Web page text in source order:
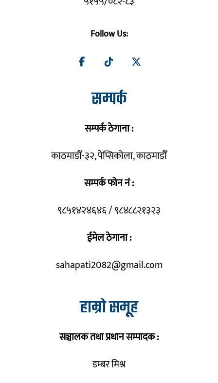
Follow Us:
सम्पर्क
सम्पर्क ठेगाना :
काठमाडौँ-३२, पेप्सिकोला, काठमाडौँ
सम्पर्क फोन नं :
९८५१४२४६४६ / ९८४८८२१३२३
ईमेल ठेगाना :
sahapati2082@gmail.com
हाम्रो समूह
सञ्चालक तथा प्रधान सम्पादक :
डम्बर मिश्र